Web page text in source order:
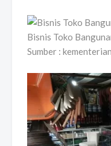
Bisnis Toko
Sumber :